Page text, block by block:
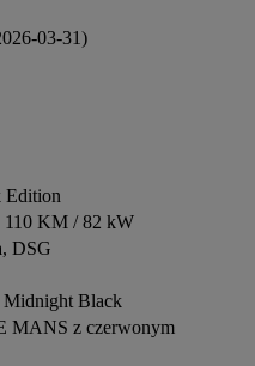
Edition
110 KM / 82 kW
DSG
Midnight Black
MANS z czerwonym